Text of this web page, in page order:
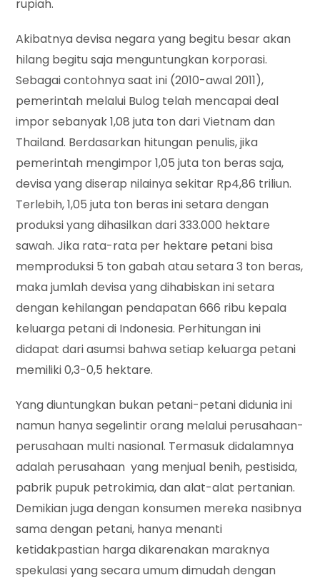
rupiah.
Akibatnya devisa negara yang begitu besar akan
hilang begitu saja menguntungkan korporasi.
Sebagai contohnya saat ini (2010-awal 2011),
pemerintah melalui Bulog telah mencapai deal
impor sebanyak 1,08 juta ton dari Vietnam dan
Thailand. Berdasarkan hitungan penulis, jika
pemerintah mengimpor 1,05 juta ton beras saja,
devisa yang diserap nilainya sekitar Rp4,86 triliun.
Terlebih, 1,05 juta ton beras ini setara dengan
produksi yang dihasilkan dari 333.000 hektare
sawah. Jika rata-rata per hektare petani bisa
memproduksi 5 ton gabah atau setara 3 ton beras,
maka jumlah devisa yang dihabiskan ini setara
dengan kehilangan pendapatan 666 ribu kepala
keluarga petani di Indonesia. Perhitungan ini
didapat dari asumsi bahwa setiap keluarga petani
memiliki 0,3-0,5 hektare.
Yang diuntungkan bukan petani-petani didunia ini
namun hanya segelintir orang melalui perusahaan-
perusahaan multi nasional. Termasuk didalamnya
adalah perusahaan yang menjual benih, pestisida,
pabrik pupuk petrokimia, dan alat-alat pertanian.
Demikian juga dengan konsumen mereka nasibnya
sama dengan petani, hanya menanti
ketidakpastian harga dikarenakan maraknya
spekulasi yang secara umum dimudah dengan